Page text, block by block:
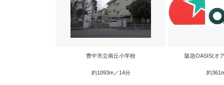
豊中市立南丘小学校
約1093m／14分
阪急OASIS(オ
約